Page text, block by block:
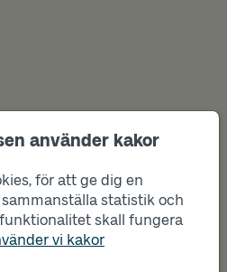
använder kakor
för att ge dig en
statistik och
skall fungera
vi kakor
Läge
A
Läge
B